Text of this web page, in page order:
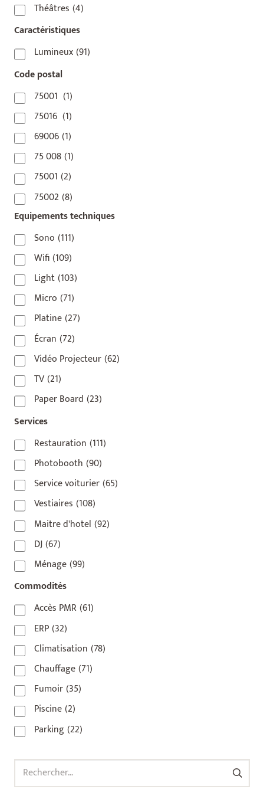
Théâtres (4)
Caractéristiques
Lumineux(91)
Code postal
75001 (1)
75016 (1)
69006(1)
75 008(1)
75001 (2)
75002 (8)
75003(1)
75004(2)
75006 (5)
75007(7)
75008 (17)
75009(5)
75010 (9)
75011 (17)
75012(8)
75013(2)
75014
75015 (3)
75016(14)
75017(2)
75018(7)
75019(4)
75020
92110(1)
92800(1)
93
(1)
93 420(1)
93100(1)
93200
93500 (1)
Equipements techniques
Sono (111)
Wifi(109)
Light(103)
Micro (71)
Platine(27)
Écran (72)
Vidéo Projecteur(62)
TV(21)
Paper Board (23)
Services
Restauration (111)
Photobooth (90)
Service voiturier(65)
Vestiaires (108)
Maitre d'hotel (92)
DJ(67)
Ménage(99)
Commodités
Accès PMR (61)
ERP(32)
Climatisation (78)
Chauffage(71)
Fumoir(35)
Piscine(2)
Parking(22)
Rechercher :